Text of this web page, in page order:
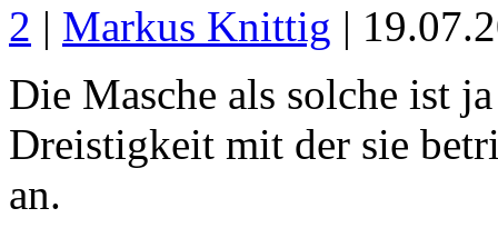
2 | Markus Knittig |
Die Masche als solche ist
Dreistigkeit mit der sie
an.